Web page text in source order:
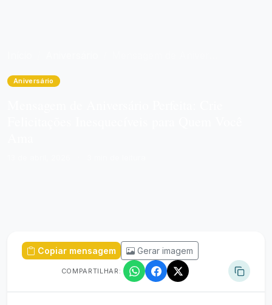
Aniversário
Copiar mensagem Gerar imagem
COMPARTILHAR: